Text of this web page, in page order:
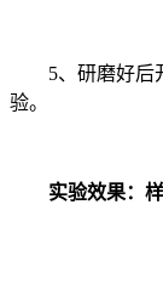
5、研磨好后开
验。
实验效果：样